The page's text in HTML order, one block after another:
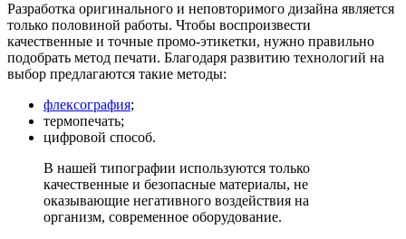
Разработка оригинального и неповторимого дизайна является
только половиной работы. Чтобы воспроизвести
качественные и точные промо-этикетки, нужно правильно
подобрать метод печати. Благодаря развитию технологий на
выбор предлагаются такие методы:
флексография;
термопечать;
цифровой способ.
В нашей типографии используются только
качественные и безопасные материалы, не
оказывающие негативного воздействия на
организм, современное оборудование.